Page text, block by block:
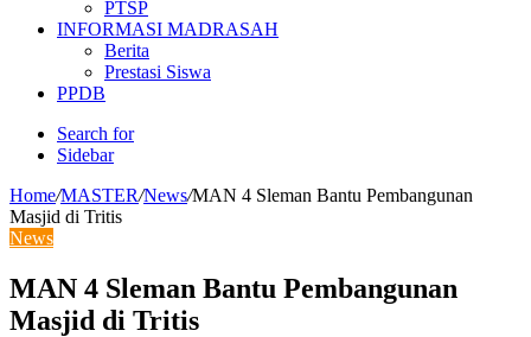
PTSP
INFORMASI MADRASAH
Berita
Prestasi Siswa
PPDB
Search for
Sidebar
Home/MASTER/News/MAN 4 Sleman Bantu Pembangunan
Masjid di Tritis
News
MAN 4 Sleman Bantu Pembangunan
Masjid di Tritis